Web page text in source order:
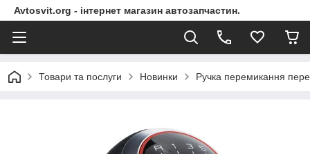
Avtosvit.org - інтернет магазин автозапчастин.
Товари та послуги Новинки Ручка перемикання